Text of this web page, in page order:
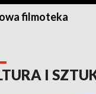
filmoteka
I